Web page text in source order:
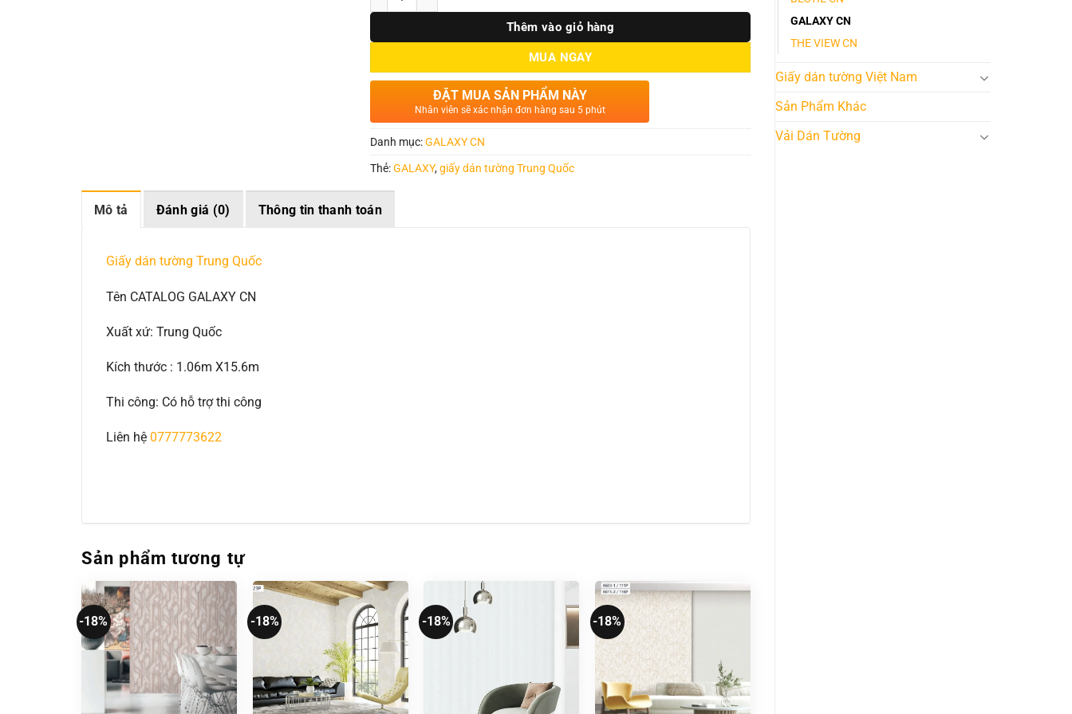
GALAXY CN
THE VIEW CN
Giấy dán tường Việt Nam
Sản Phẩm Khác
Vải Dán Tường
Thêm vào giỏ hàng
MUA NGAY
ĐẶT MUA SẢN PHẨM NÀY
Nhân viên sẽ xác nhận đơn hàng sau 5 phút
Danh mục:GALAXY CN
Thẻ:GALAXY,giấy dán tường Trung Quốc
Mô tả Đánh giá (0) Thông tin thanh toán
Giấy dán tường Trung Quốc
Tên CATALOG GALAXY CN
Xuất xứ: Trung Quốc
Kích thước : 1.06m X15.6m
Thi công: Có hỗ trợ thi công
Liên hệ 0777773622
Sản phẩm tương tự
-18% -18% -18% -18%